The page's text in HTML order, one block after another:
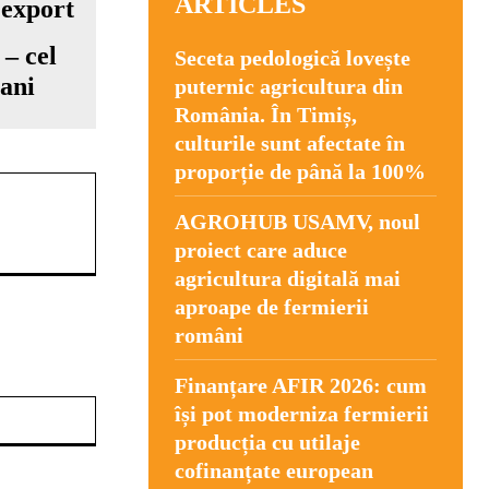
cel
Seceta pedologică lovește
puternic agricultura din
România. În Timiș,
culturile sunt afectate în
proporție de până la 100%
AGROHUB USAMV, noul
proiect care aduce
agricultura digitală mai
aproape de fermierii
români
Finanțare AFIR 2026: cum
își pot moderniza fermierii
producția cu utilaje
cofinanțate european